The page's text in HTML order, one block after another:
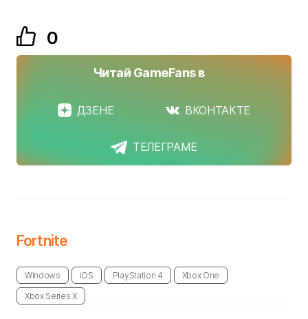
0
Читай GameFans в
ДЗЕНЕ ВКОНТАКТЕ
ТЕЛЕГРАМЕ
Fortnite
Windows iOS PlayStation 4 Xbox One
Xbox Series X